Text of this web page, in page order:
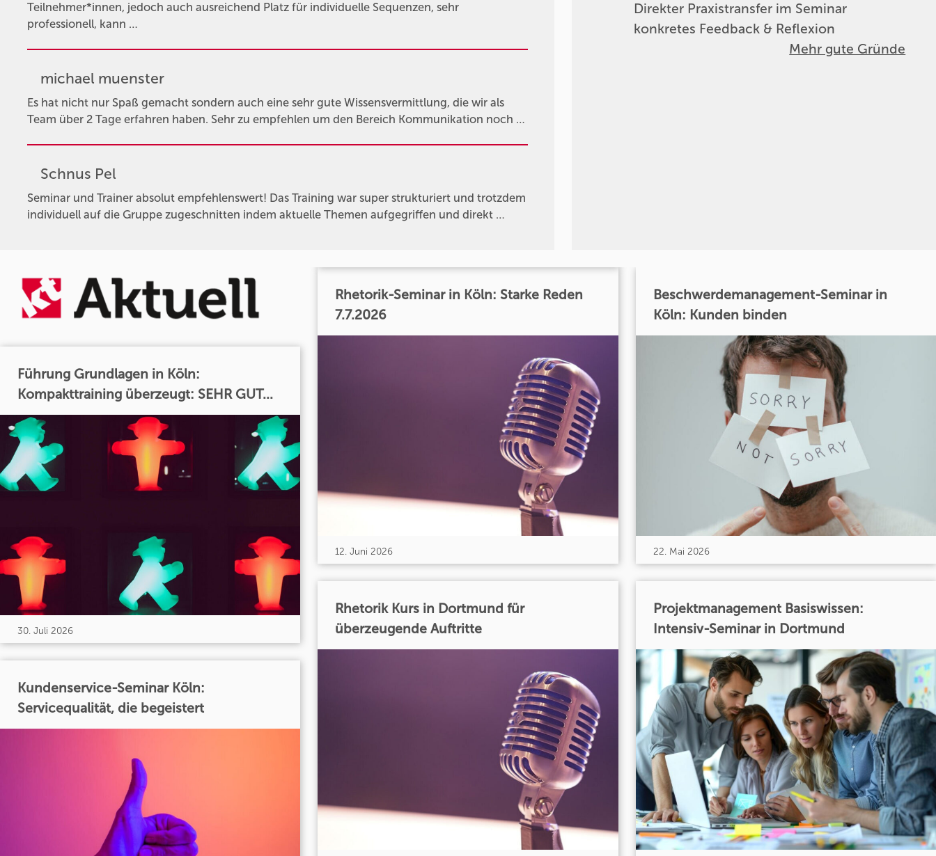
Teilnehmer*innen, jedoch auch ausreichend Platz für individuelle Sequenzen, sehr
professionell, kann …
michael muenster
Es hat nicht nur Spaß gemacht sondern auch eine sehr gute Wissensvermittlung, die wir als
Team über 2 Tage erfahren haben. Sehr zu empfehlen um den Bereich Kommunikation noch …
Schnus Pel
Seminar und Trainer absolut empfehlenswert! Das Training war super strukturiert und trotzdem
individuell auf die Gruppe zugeschnitten indem aktuelle Themen aufgegriffen und direkt …
Direkter Praxistransfer im Seminar
konkretes Feedback & Reflexion
Mehr gute Gründe
Führung Grundlagen in Köln:
Kompakttraining überzeugt: SEHR GUT...
30. Juli 2026
Kundenservice-Seminar Köln:
Servicequalität, die begeistert
Rhetorik-Seminar in Köln: Starke Reden
7.7.2026
12. Juni 2026
Rhetorik Kurs in Dortmund für
überzeugende Auftritte
Beschwerdemanagement-Seminar in
Köln: Kunden binden
22. Mai 2026
Projektmanagement Basiswissen:
Intensiv-Seminar in Dortmund